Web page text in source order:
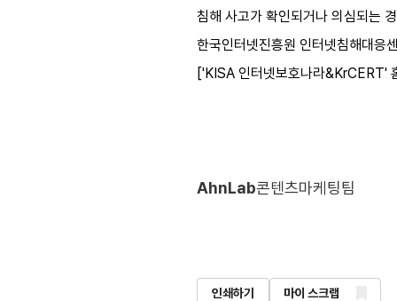
침해 사고가 확인되거나 의심되는
한국인터넷진흥원 인터넷침해대
['KISA 인터넷보호나라&KrCERT'
AhnLab콘텐츠마케팅팀
인쇄하기 마이 스크랩